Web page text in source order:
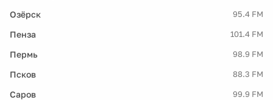
Озёрск 95.4 FM
Пенза 101.4 FM
Пермь 98.9 FM
Псков 88.3 FM
Саров 99.9 FM